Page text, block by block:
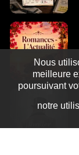
Nous
meilleure
poursuivant
notre